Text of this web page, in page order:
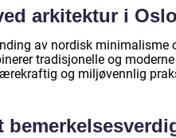
arkitektur i
av nordisk minimalisme
tradisjonelle og moderne
og miljøvennlig